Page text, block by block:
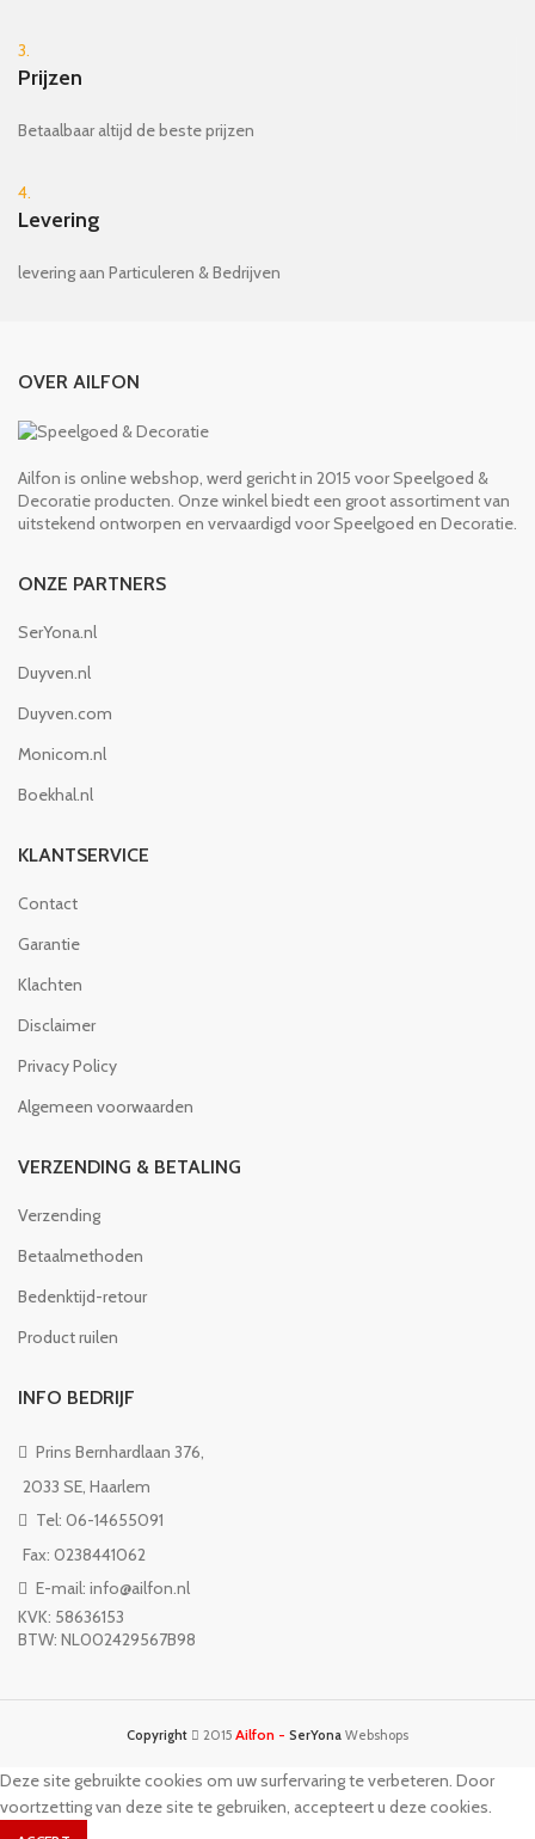
3.
Prijzen
Betaalbaar altijd de beste prijzen
4.
Levering
levering aan Particuleren & Bedrijven
OVER AILFON
Ailfon is online webshop, werd gericht in 2015 voor Speelgoed &
Decoratie producten. Onze winkel biedt een groot assortiment van
uitstekend ontworpen en vervaardigd voor Speelgoed en Decoratie.
ONZE PARTNERS
SerYona.nl
Duyven.nl
Duyven.com
Monicom.nl
Boekhal.nl
KLANTSERVICE
Contact
Garantie
Klachten
Disclaimer
Privacy Policy
Algemeen voorwaarden
VERZENDING & BETALING
Verzending
Betaalmethoden
Bedenktijd-retour
Product ruilen
INFO BEDRIJF
Prins Bernhardlaan 376,
2033 SE, Haarlem
Tel: 06-14655091
Fax: 0238441062
E-mail: info@ailfon.nl
KVK: 58636153
BTW: NL002429567B98
Copyright 2015 Ailfon - SerYona Webshops
Deze site gebruikte cookies om uw surfervaring te verbeteren. Door
voortzetting van deze site te gebruiken, accepteert u deze cookies.